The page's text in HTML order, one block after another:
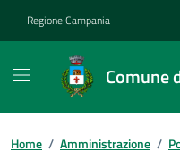
Regione Campania
Comune
Home / Amministrazione /